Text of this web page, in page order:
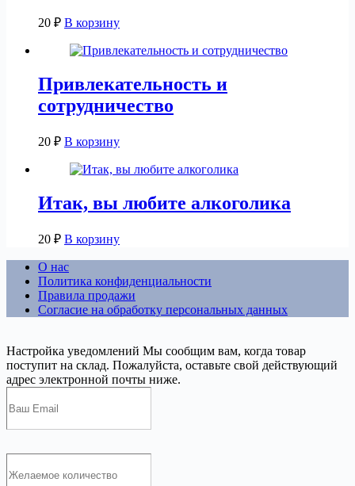
20 ₽ В корзину
Привлекательность и
сотрудничество
20 ₽ В корзину
Итак, вы любите алкоголика
20 ₽ В корзину
О нас
Политика конфиденциальности
Правила продажи
Согласие на обработку персональных данных
Настройка уведомлений Мы сообщим вам, когда товар
поступит на склад. Пожалуйста, оставьте свой действующий
адрес электронной почты ниже.